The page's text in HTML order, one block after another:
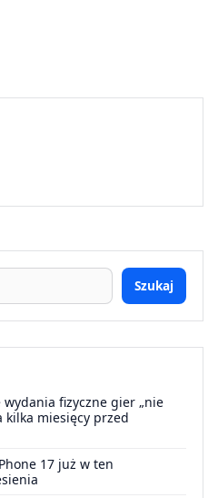
Szukaj
wydania fizyczne gier „nie
kilka miesięcy przed
17 już w ten